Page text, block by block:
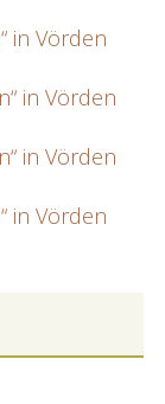
in Vörden
in Vörden
in Vörden
in Vörden